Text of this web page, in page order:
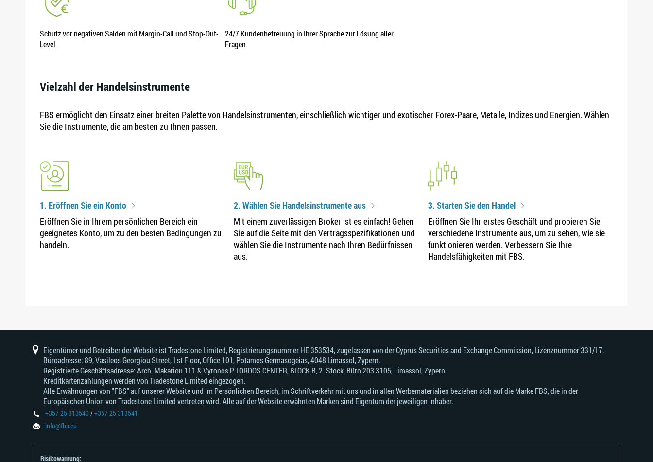
Schutz vor negativen Salden mit Margin-Call und Stop-Out-
Level
24/7 Kundenbetreuung in Ihrer Sprache zur Lösung aller
Fragen
Vielzahl der Handelsinstrumente
FBS ermöglicht den Einsatz einer breiten Palette von Handelsinstrumenten, einschließlich wichtiger und exotischer Forex-Paare, Metalle, Indizes und Energien. Wählen
Sie die Instrumente, die am besten zu Ihnen passen.
1. Eröffnen Sie ein Konto
Eröffnen Sie in Ihrem persönlichen Bereich ein
geeignetes Konto, um zu den besten Bedingungen zu
handeln.
2. Wählen Sie Handelsinstrumente aus
Mit einem zuverlässigen Broker ist es einfach! Gehen
Sie auf die Seite mit den Vertragsspezifikationen und
wählen Sie die Instrumente nach Ihren Bedürfnissen
aus.
3. Starten Sie den Handel
Eröffnen Sie Ihr erstes Geschäft und probieren Sie
verschiedene Instrumente aus, um zu sehen, wie sie
funktionieren werden. Verbessern Sie Ihre
Handelsfähigkeiten mit FBS.
Eigentümer und Betreiber der Website ist Tradestone Limited, Registrierungsnummer HE 353534, zugelassen von der Cyprus Securities and Exchange Commission, Lizenznummer 331/17.
Büroadresse: 89, Vasileos Georgiou Street, 1st Floor, Office 101, Potamos Germasogeias, 4048 Limassol, Zypern.
Registrierte Geschäftsadresse: Arch. Makariou 111 & Vyronos Р. LORDOS CENTER, BLOCK В, 2. Stock, Büro 203 3105, Limassol, Zypern.
Kreditkartenzahlungen werden von Tradestone Limited eingezogen.
Alle Erwähnungen von "FBS" auf unserer Website und im Persönlichen Bereich, im Schriftverkehr mit uns und in allen Werbematerialien beziehen sich auf die Marke FBS, die in der
Europäischen Union von Tradestone Limited vertreten wird. Alle auf der Website erwähnten Marken sind Eigentum der jeweiligen Inhaber.
+357 25 313540/+357 25 313541
info@fbs.eu
Risikowarnung: